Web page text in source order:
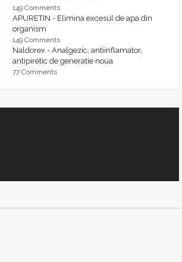
149 Comments
APURETIN - Elimina excesul de apa din
organism
149 Comments
Naldorex - Analgezic, antiinflamator,
antipiretic de generatie noua
77 Comments